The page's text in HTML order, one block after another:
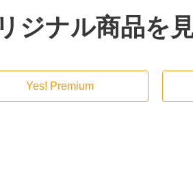
ジナル商品を
Yes! Premium